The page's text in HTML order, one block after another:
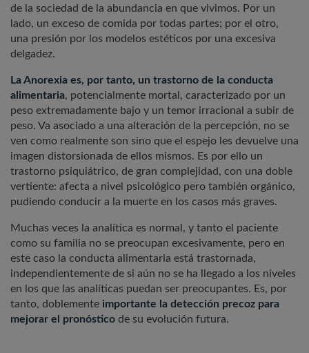
de la sociedad de la abundancia en que vivimos. Por un
lado, un exceso de comida por todas partes; por el otro,
una presión por los modelos estéticos por una excesiva
delgadez.
La Anorexia es, por tanto, un trastorno de la conducta
alimentaria, potencialmente mortal, caracterizado por un
peso extremadamente bajo y un temor irracional a subir de
peso. Va asociado a una alteración de la percepción, no se
ven como realmente son sino que el espejo les devuelve una
imagen distorsionada de ellos mismos. Es por ello un
trastorno psiquiátrico, de gran complejidad, con una doble
vertiente: afecta a nivel psicológico pero también orgánico,
pudiendo conducir a la muerte en los casos más graves.
Muchas veces la analítica es normal, y tanto el paciente
como su familia no se preocupan excesivamente, pero en
este caso la conducta alimentaria está trastornada,
independientemente de si aún no se ha llegado a los niveles
en los que las analíticas puedan ser preocupantes. Es, por
tanto, doblemente importante la detección precoz para
mejorar el pronóstico de su evolución futura.